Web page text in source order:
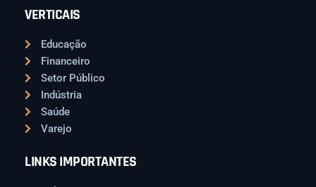
VERTICAIS
Educação
Financeiro
Setor Público
Indústria
Saúde
Varejo
LINKS IMPORTANTES